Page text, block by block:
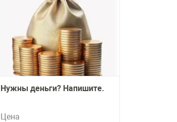
Нужны деньги? Напишите.
Цена